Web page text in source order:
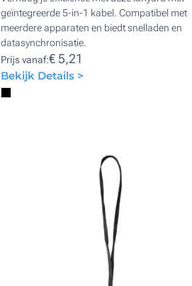
geïntegreerde 5-in-1 kabel. Compatibel met
meerdere apparaten en biedt snelladen en
datasynchronisatie.
Prijs vanaf:€ 5,21
Bekijk Details >